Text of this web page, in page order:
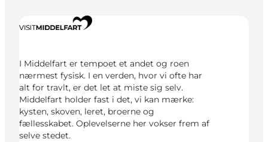
I Middelfart er tempoet et andet og roen
nærmest fysisk. I en verden, hvor vi ofte har
alt for travlt, er det let at miste sig selv.
Middelfart holder fast i det, vi kan mærke:
kysten, skoven, leret, broerne og
fællesskabet. Oplevelserne her vokser frem af
selve stedet.